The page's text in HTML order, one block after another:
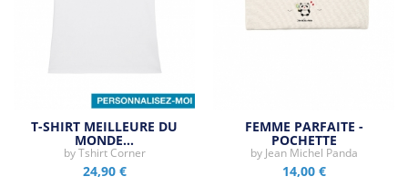
T-SHIRT MEILLEURE DU
MONDE…
byTshirt Corner
24,90 €
FEMME PARFAITE -
POCHETTE
by Jean Michel Panda
14,00 €